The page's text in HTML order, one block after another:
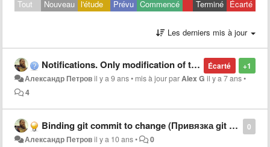
Tout Nouveau l'étude
Prévu Commencé Terminé Écarté
Les derniers mis à jour
+1
Écarté
Notifications. Only modification of the ticket
Александр Петровil y a 9 ans• mis à jour parAlex G il y a 7 ans•
4
0
Binding git commit to change (Привязка git commit к изменениям)
Александр Петровil y a 10 ans• 0